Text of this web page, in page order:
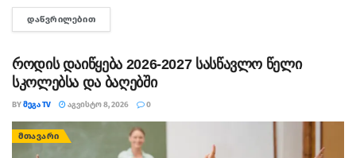
დაიპყრო აფხაზეთი და ცხინვალის რეგიონი. ამ სტატიაში
აგვისტოს გმირი გოგიტა მაკრახიძის შესახებ...
ᲓᲐᲬᲕᲠᲘᲚᲔᲑᲘᲗ
როდის დაიწყება 2026-2027 სასწავლო წელი
სკოლებსა და ბაღებში
BYᲛᲔᲒᲐ TV ᲐᲒᲕᲘᲡᲢᲝ 8, 2026 0
ᲛᲗᲐᲕᲐᲠᲘ